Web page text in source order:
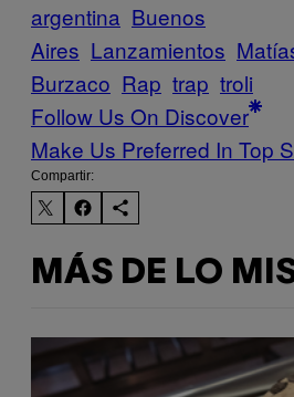
argentina Buenos
Aires Lanzamientos
Burzaco Rap trap troli
Follow Us On Discover
Make Us Preferred In Top
Compartir:
MÁS DE LO